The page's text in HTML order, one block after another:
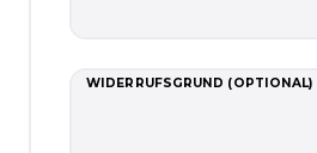
WIDERRUFSGRUND (OPTIONAL)